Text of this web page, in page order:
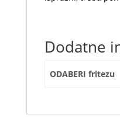
Dodatne
ODABERI fritezu